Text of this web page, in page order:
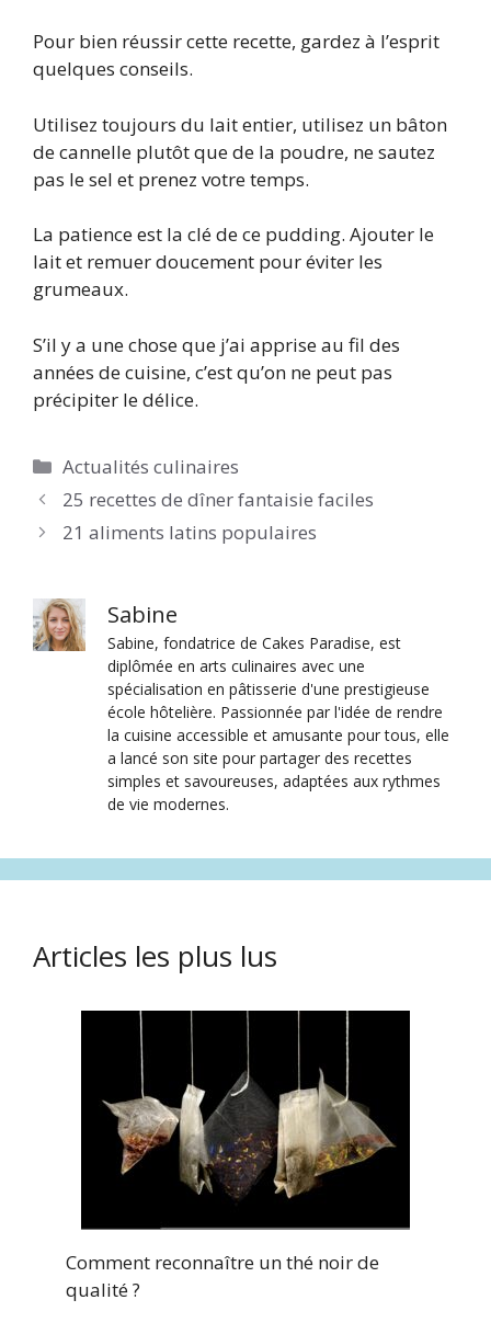
Pour bien réussir cette recette, gardez à l’esprit
quelques conseils.
Utilisez toujours du lait entier, utilisez un bâton
de cannelle plutôt que de la poudre, ne sautez
pas le sel et prenez votre temps.
La patience est la clé de ce pudding. Ajouter le
lait et remuer doucement pour éviter les
grumeaux.
S’il y a une chose que j’ai apprise au fil des
années de cuisine, c’est qu’on ne peut pas
précipiter le délice.
Catégories
Actualités culinaires
25 recettes de dîner fantaisie faciles
21 aliments latins populaires
Sabine
Sabine, fondatrice de Cakes Paradise, est
diplômée en arts culinaires avec une
spécialisation en pâtisserie d'une prestigieuse
école hôtelière. Passionnée par l'idée de rendre
la cuisine accessible et amusante pour tous, elle
a lancé son site pour partager des recettes
simples et savoureuses, adaptées aux rythmes
de vie modernes.
Articles les plus lus
Comment reconnaître un thé noir de
qualité ?